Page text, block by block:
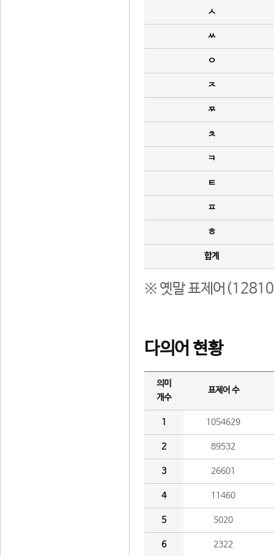
ㅅ
ㅆ
ㅇ
ㅈ
ㅉ
ㅊ
ㅋ
ㅌ
ㅍ
ㅎ
합계
※ 옛말 표제어(12810
다의어 현황
의미
개수
표제어 수
1 1054629
2 89532
3 26601
4 11460
5 5020
6 2322